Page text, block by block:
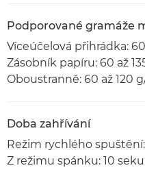
Podporované gramáže
Víceúčelová přihrádka:
Zásobník papíru: 60 až
Oboustranně: 60 až 120
Doba zahřívání
Režim rychlého
Z režimu spánku: 10